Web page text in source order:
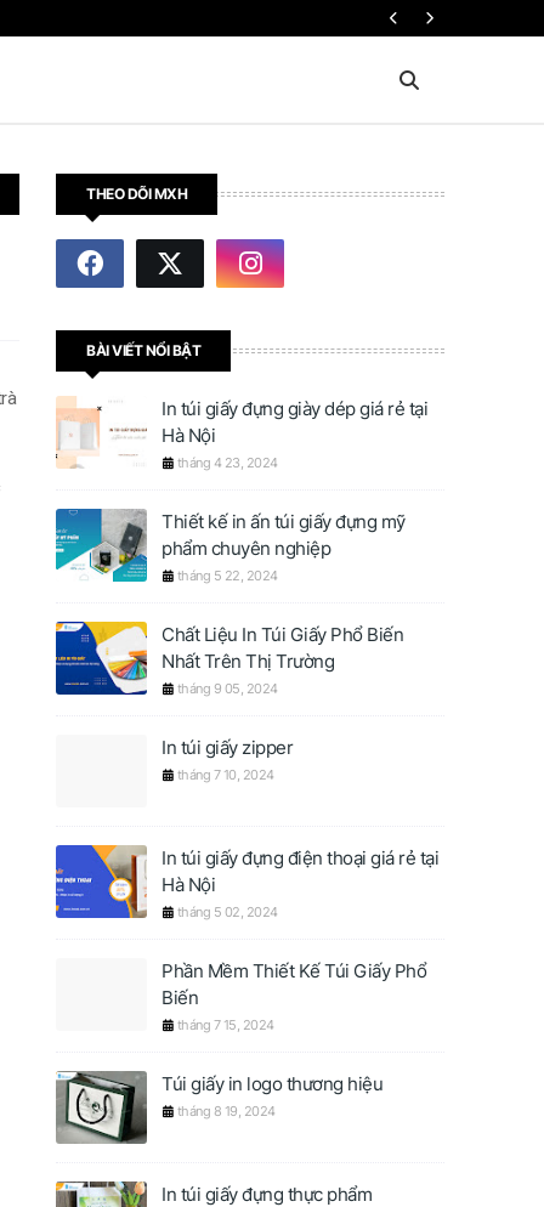
THEO DÕI MXH
BÀI VIẾT NỔI BẬT
In túi giấy đựng giày dép giá rẻ tại
Hà Nội
tháng 4 23, 2024
Thiết kế in ấn túi giấy đựng mỹ
phẩm chuyên nghiệp
tháng 5 22, 2024
Chất Liệu In Túi Giấy Phổ Biến
Nhất Trên Thị Trường
tháng 9 05, 2024
In túi giấy zipper
tháng 7 10, 2024
In túi giấy đựng điện thoại giá rẻ tại
Hà Nội
tháng 5 02, 2024
Phần Mềm Thiết Kế Túi Giấy Phổ
Biến
tháng 7 15, 2024
Túi giấy in logo thương hiệu
tháng 8 19, 2024
In túi giấy đựng thực phẩm